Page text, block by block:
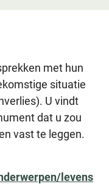
met hun
situatie
U vindt
dat u zou
vast te leggen.
levens